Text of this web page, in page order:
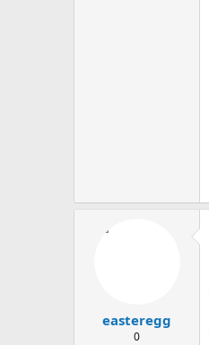
easteregg
0